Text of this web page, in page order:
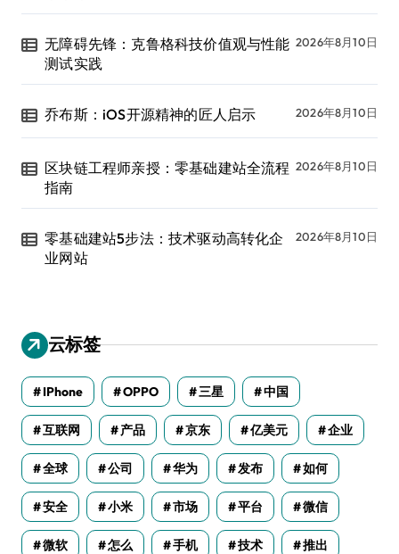
无障碍先锋：克鲁格科技价值观与性能
测试实践
2026年8月10日
乔布斯：iOS开源精神的匠人启示 2026年8月10日
区块链工程师亲授：零基础建站全流程
指南
2026年8月10日
零基础建站5步法：技术驱动高转化企
业网站
2026年8月10日
云标签
IPhone OPPO 三星 中国
互联网 产品 京东 亿美元 企业
全球 公司 华为 发布 如何
安全 小米 市场 平台 微信
微软 怎么 手机 技术 推出